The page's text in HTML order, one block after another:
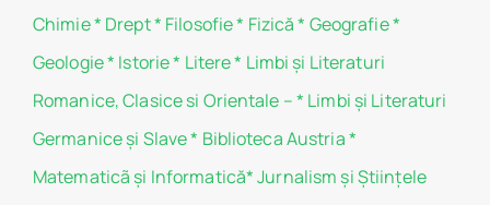
Chimie* Drept* Filosofie* Fizică * Geografie*
Geologie* Istorie* Litere* Limbi și Literaturi
Romanice, Clasice si Orientale –* Limbi și Literaturi
Germanice şi Slave* Biblioteca Austria*
Matematicã și Informatică*Jurnalism şi Ştiinţele